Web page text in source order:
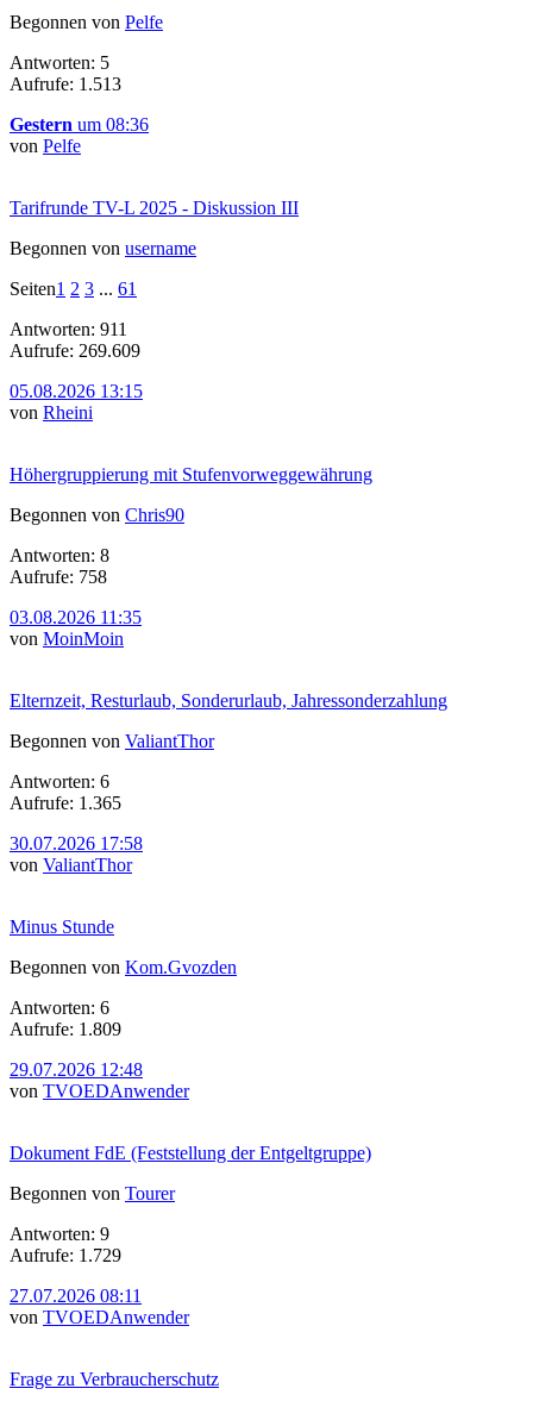
Begonnen von Pelfe
Antworten: 5
Aufrufe: 1.513
Gestern um 08:36
von Pelfe
Tarifrunde TV-L 2025 - Diskussion III
Begonnen von username
Seiten1 2 3 ... 61
Antworten: 911
Aufrufe: 269.609
05.08.2026 13:15
von Rheini
Höhergruppierung mit Stufenvorweggewährung
Begonnen von Chris90
Antworten: 8
Aufrufe: 758
03.08.2026 11:35
von MoinMoin
Elternzeit, Resturlaub, Sonderurlaub, Jahressonderzahlung
Begonnen von ValiantThor
Antworten: 6
Aufrufe: 1.365
30.07.2026 17:58
von ValiantThor
Minus Stunde
Begonnen von Kom.Gvozden
Antworten: 6
Aufrufe: 1.809
29.07.2026 12:48
von TVOEDAnwender
Dokument FdE (Feststellung der Entgeltgruppe)
Begonnen von Tourer
Antworten: 9
Aufrufe: 1.729
27.07.2026 08:11
von TVOEDAnwender
Frage zu Verbraucherschutz